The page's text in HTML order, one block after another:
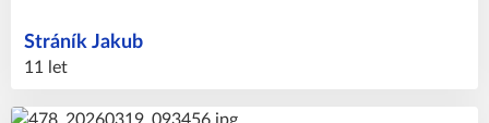
Jakub
Stráník
11 let